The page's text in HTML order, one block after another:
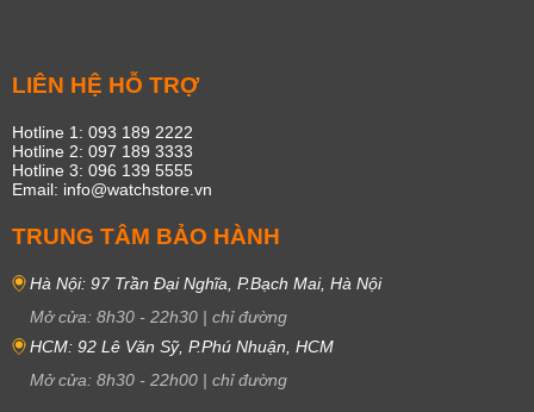
LIÊN HỆ HỖ TRỢ
Hotline 1: 093 189 2222
Hotline 2: 097 189 3333
Hotline 3: 096 139 5555
Email: info@watchstore.vn
TRUNG TÂM BẢO HÀNH
Hà Nội: 97 Trần Đại Nghĩa, P.Bạch Mai, Hà Nội
Mở cửa: 8h30 - 22h30 | chỉ đường
HCM: 92 Lê Văn Sỹ, P.Phú Nhuận, HCM
Mở cửa: 8h30 - 22h00 | chỉ đường